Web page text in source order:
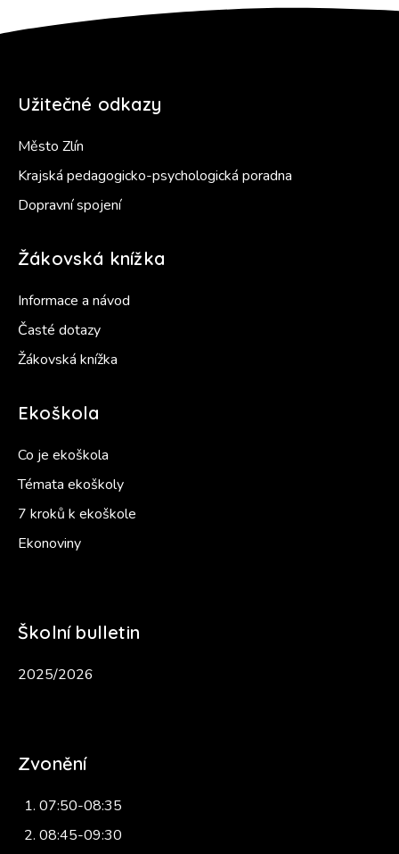
Užitečné odkazy
Město Zlín
Krajská pedagogicko-psychologická poradna
Dopravní spojení
Žákovská knížka
Informace a návod
Časté dotazy
Žákovská knížka
Ekoškola
Co je ekoškola
Témata ekoškoly
7 kroků k ekoškole
Ekonoviny
Školní bulletin
2025/2026
Zvonění
07:50-08:35
08:45-09:30